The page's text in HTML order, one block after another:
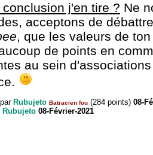
conclusion j'en tire ? Ne
acceptons de
, que les valeurs de
de points en
au sein
par Rubujeto Batracien fou (284 points) 08-
Rubujeto 08-Février-2021